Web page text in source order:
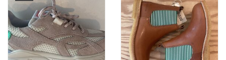
METEN IS WETEN!
#MYCLIENTSARETHECUTEST